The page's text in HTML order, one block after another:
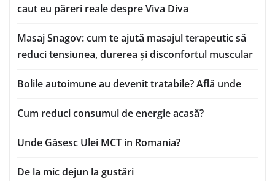
caut eu păreri reale despre Viva Diva
Masaj Snagov: cum te ajută masajul terapeutic să
reduci tensiunea, durerea și disconfortul muscular
Bolile autoimune au devenit tratabile? Află unde
Cum reduci consumul de energie acasă?
Unde Găsesc Ulei MCT in Romania?
De la mic dejun la gustări